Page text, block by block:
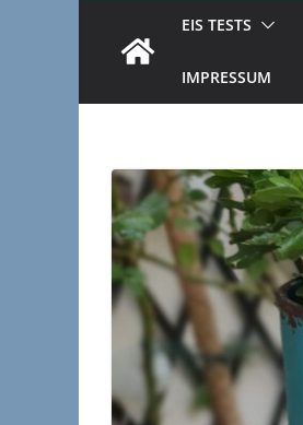
EIS TESTS
IMPRESSUM